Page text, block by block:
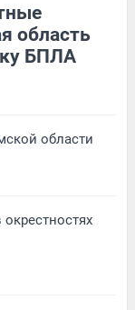
область
БПЛА
области